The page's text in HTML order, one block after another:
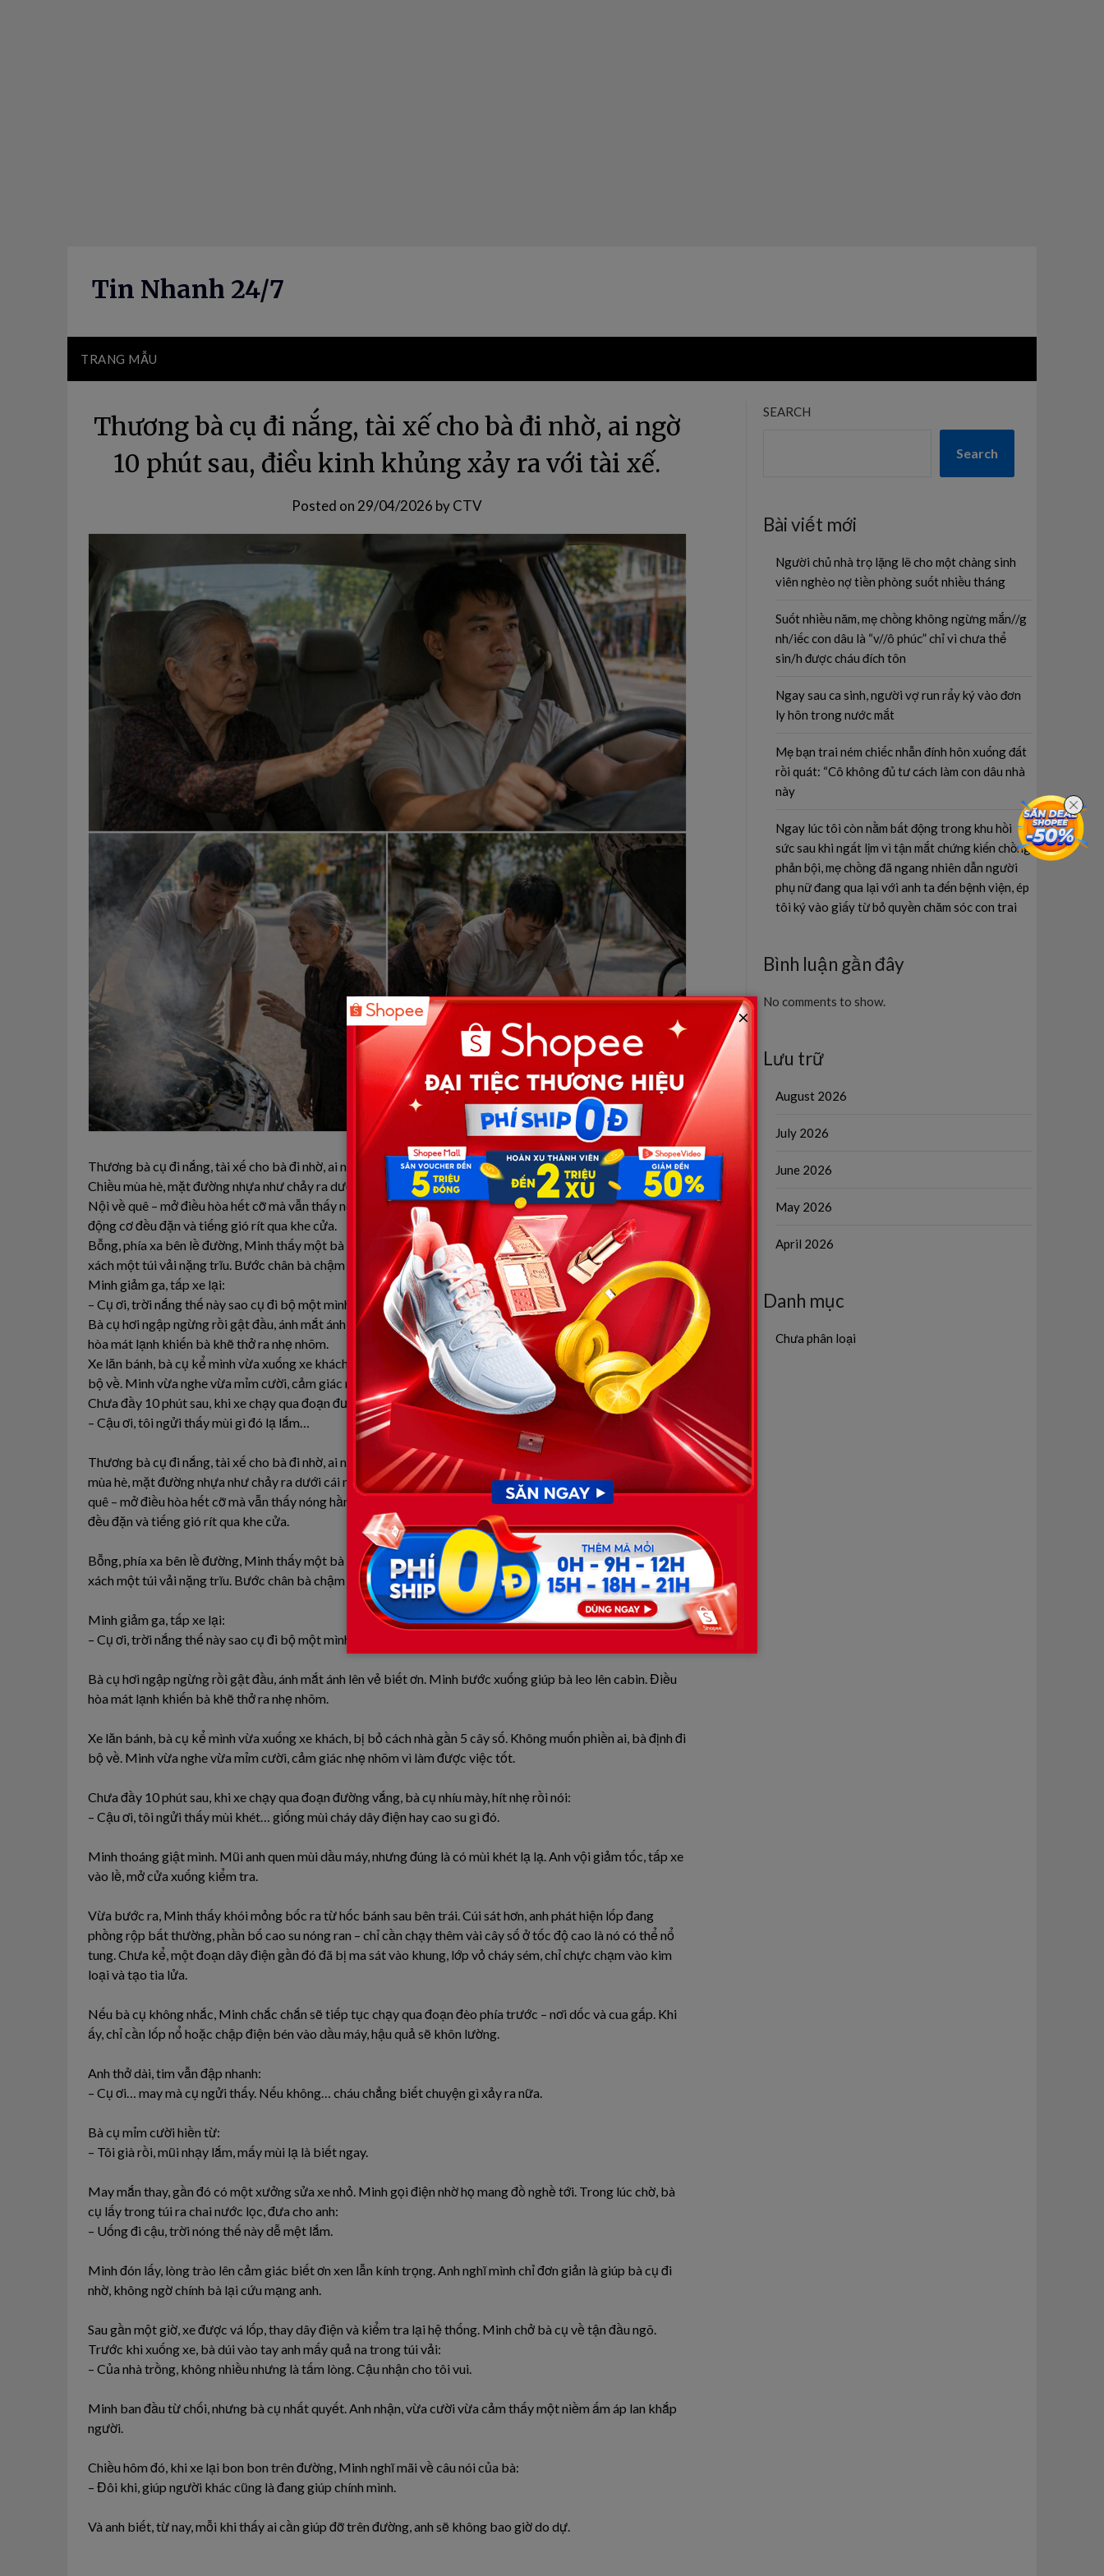
Tin Nhanh 24/7
TRANG MẪU
Thương bà cụ đi nắng, tài xế cho bà đi nhờ, ai ngờ
10 phút sau, điều kinh khủng xảy ra với tài xế.
Posted on 29/04/2026 byCTV
Thương bà cụ đi nắng, tài xế cho bà đi nhờ, ai ngờ 10 phút sau, điều kinh khủng xảy ra với tài xế…
Chiều mùa hè, mặt đường nhựa như chảy ra dưới cái nắng chói chang. Minh – tài xế xe tải chở hàng từ Hà
Nội về quê – mở điều hòa hết cỡ mà vẫn thấy nóng hầm hập. Trên quốc lộ, xe cộ thưa dần, chỉ còn tiếng
động cơ đều đặn và tiếng gió rít qua khe cửa.
Bỗng, phía xa bên lề đường, Minh thấy một bà cụ khoảng ngoài 70 tuổi, lưng còng, đội chiếc nón rách, tay
xách một túi vải nặng trĩu. Bước chân bà chậm chạp, dường như đã thấm mệt.
Minh giảm ga, tấp xe lại:
– Cụ ơi, trời nắng thế này sao cụ đi bộ một mình? Lên xe cháu chở một đoạn cho mát.
Bà cụ hơi ngập ngừng rồi gật đầu, ánh mắt ánh lên vẻ biết ơn. Minh bước xuống giúp bà leo lên cabin. Điều
hòa mát lạnh khiến bà khẽ thở ra nhẹ nhõm.
Xe lăn bánh, bà cụ kể mình vừa xuống xe khách, bị bỏ cách nhà gần 5 cây số. Không muốn phiền ai, bà định đi
bộ về. Minh vừa nghe vừa mỉm cười, cảm giác nhẹ nhõm vì làm được việc tốt.
Chưa đầy 10 phút sau, khi xe chạy qua đoạn đường vắng, bà cụ nhíu mày, hít nhẹ rồi nói:
– Cậu ơi, tôi ngửi thấy mùi gì đó lạ lắm…
Thương bà cụ đi nắng, tài xế cho bà đi nhờ, ai ngờ 10 phút sau, điều ki//nh kh//ủng xảy ra với tài xế…Chiều
mùa hè, mặt đường nhựa như chảy ra dưới cái nắng chói chang. Minh – tài xế xe tải chở hàng từ Hà Nội về
quê – mở điều hòa hết cỡ mà vẫn thấy nóng hầm hập. Trên quốc lộ, xe cộ thưa dần, chỉ còn tiếng động cơ
đều đặn và tiếng gió rít qua khe cửa.
Bỗng, phía xa bên lề đường, Minh thấy một bà cụ khoảng ngoài 70 tuổi, lưng còng, đội chiếc nón rách, tay
xách một túi vải nặng trĩu. Bước chân bà chậm chạp, dường như đã thấm mệt.
Minh giảm ga, tấp xe lại:
– Cụ ơi, trời nắng thế này sao cụ đi bộ một mình? Lên xe cháu chở một đoạn cho mát.
Bà cụ hơi ngập ngừng rồi gật đầu, ánh mắt ánh lên vẻ biết ơn. Minh bước xuống giúp bà leo lên cabin. Điều
hòa mát lạnh khiến bà khẽ thở ra nhẹ nhõm.
Xe lăn bánh, bà cụ kể mình vừa xuống xe khách, bị bỏ cách nhà gần 5 cây số. Không muốn phiền ai, bà định đi
bộ về. Minh vừa nghe vừa mỉm cười, cảm giác nhẹ nhõm vì làm được việc tốt.
Chưa đầy 10 phút sau, khi xe chạy qua đoạn đường vắng, bà cụ nhíu mày, hít nhẹ rồi nói:
– Cậu ơi, tôi ngửi thấy mùi khét… giống mùi cháy dây điện hay cao su gì đó.
Minh thoáng giật mình. Mũi anh quen mùi dầu máy, nhưng đúng là có mùi khét lạ lạ. Anh vội giảm tốc, tấp xe
vào lề, mở cửa xuống kiểm tra.
Vừa bước ra, Minh thấy khói mỏng bốc ra từ hốc bánh sau bên trái. Cúi sát hơn, anh phát hiện lốp đang
phồng rộp bất thường, phần bố cao su nóng ran – chỉ cần chạy thêm vài cây số ở tốc độ cao là nó có thể nổ
tung. Chưa kể, một đoạn dây điện gần đó đã bị ma sát vào khung, lớp vỏ cháy sém, chỉ chực chạm vào kim
loại và tạo tia lửa.
Nếu bà cụ không nhắc, Minh chắc chắn sẽ tiếp tục chạy qua đoạn đèo phía trước – nơi dốc và cua gấp. Khi
ấy, chỉ cần lốp nổ hoặc chập điện bén vào dầu máy, hậu quả sẽ khôn lường.
Anh thở dài, tim vẫn đập nhanh:
– Cụ ơi… may mà cụ ngửi thấy. Nếu không… cháu chẳng biết chuyện gì xảy ra nữa.
Bà cụ mỉm cười hiền từ:
– Tôi già rồi, mũi nhạy lắm, mấy mùi lạ là biết ngay.
May mắn thay, gần đó có một xưởng sửa xe nhỏ. Minh gọi điện nhờ họ mang đồ nghề tới. Trong lúc chờ, bà
cụ lấy trong túi ra chai nước lọc, đưa cho anh:
– Uống đi cậu, trời nóng thế này dễ mệt lắm.
Minh đón lấy, lòng trào lên cảm giác biết ơn xen lẫn kính trọng. Anh nghĩ mình chỉ đơn giản là giúp bà cụ đi
nhờ, không ngờ chính bà lại cứu mạng anh.
Sau gần một giờ, xe được vá lốp, thay dây điện và kiểm tra lại hệ thống. Minh chở bà cụ về tận đầu ngõ.
Trước khi xuống xe, bà dúi vào tay anh mấy quả na trong túi vải:
– Của nhà trồng, không nhiều nhưng là tấm lòng. Cậu nhận cho tôi vui.
Minh ban đầu từ chối, nhưng bà cụ nhất quyết. Anh nhận, vừa cười vừa cảm thấy một niềm ấm áp lan khắp
người.
Chiều hôm đó, khi xe lại bon bon trên đường, Minh nghĩ mãi về câu nói của bà:
– Đôi khi, giúp người khác cũng là đang giúp chính mình.
Và anh biết, từ nay, mỗi khi thấy ai cần giúp đỡ trên đường, anh sẽ không bao giờ do dự.
SEARCH
Search
Bài viết mới
Người chủ nhà trọ lặng lẽ cho một chàng sinh
viên nghèo nợ tiền phòng suốt nhiều tháng
Suốt nhiều năm, mẹ chồng không ngừng mắn//g
nh/iếc con dâu là “v//ô phúc” chỉ vì chưa thể
sin/h được cháu đích tôn
Ngay sau ca sinh, người vợ run rẩy ký vào đơn
ly hôn trong nước mắt
Mẹ bạn trai ném chiếc nhẫn đính hôn xuống đất
rồi quát: “Cô không đủ tư cách làm con dâu nhà
này
Ngay lúc tôi còn nằm bất động trong khu hồi
sức sau khi ngất lịm vì tận mắt chứng kiến chồng
phản bội, mẹ chồng đã ngang nhiên dẫn người
phụ nữ đang qua lại với anh ta đến bệnh viện, ép
tôi ký vào giấy từ bỏ quyền chăm sóc con trai
Bình luận gần đây
No comments to show.
Lưu trữ
August 2026
July 2026
June 2026
May 2026
April 2026
Danh mục
Chưa phân loại
×